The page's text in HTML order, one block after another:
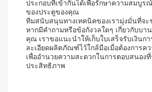
ประกอบที่เข้ากันได้เพื่อรักษาความสมบู
ของประตูของคุณ
ทีมสนับสนุนทางเทคนิคของเรามุ่งมั่นที่จ
หากมีคำถามหรือข้อกังวลใดๆ เกี่ยวกับบา
คุณ เราขอแนะนำให้เก็บใบเสร็จรับเงินก
ละเอียดผลิตภัณฑ์ไว้ใกล้มือเมื่อต้องการค
เพื่ออำนวยความสะดวกในการตอบสนอง
ประสิทธิภาพ